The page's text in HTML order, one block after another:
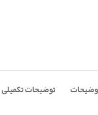
توضیحات تکمیلی